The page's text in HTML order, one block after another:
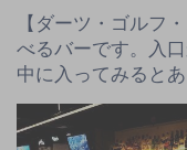
【ダーツ・ゴルフ
べるバーです。入
中に入ってみると